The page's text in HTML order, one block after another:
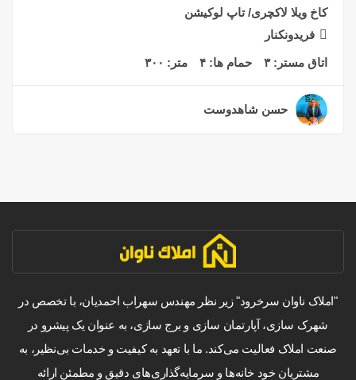
کاخ ویلا لاکچری/ تاپ لوکیشن
فریدونکنار
اتاق مستر:۳ حمام ها: ۴ متر: ۳۰۰
حسن شاهدوست
"املاک ناوان سرخرود" زیر نظر مهندس سهراب احمدیان، با تخصص در
شهرک سازی، آپارتمان سازی و برج سازی، به عنوان یک پیشرو در
صنعت املاک فعالیت می‌کند. ما با تعهد به کیفیت و خدمات بی‌نظیر، به
مشتریان خود خانه‌ها و سرمایه‌گذاری‌های دقیق و مطمئن ارائه